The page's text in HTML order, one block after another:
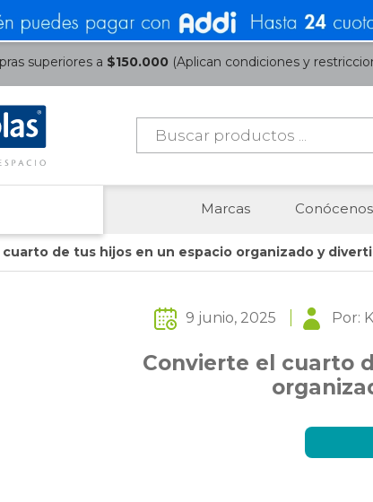
superiores a $150.000 (Aplican condiciones y
Búsqueda
productos
Marcas Conócenos
de tus hijos en un espacio organizado y
9 junio, 2025 Por:
Convierte el cuarto